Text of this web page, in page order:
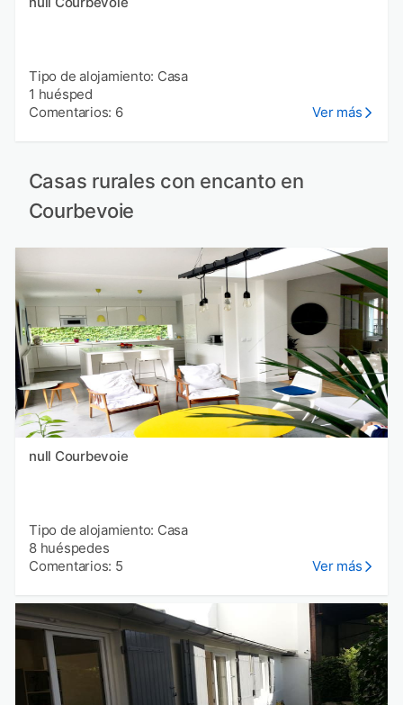
Tipo de alojamiento: Casa
1 huésped
Comentarios: 6
Ver más
Casas rurales con encanto en
Courbevoie
null Courbevoie
Tipo de alojamiento: Casa
8 huéspedes
Comentarios: 5
Ver más